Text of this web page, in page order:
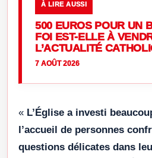
À LIRE AUSSI
500 EUROS POUR UN
FOI EST-ELLE À
L’ACTUALITÉ
7 AOÛT 2026
« L’Église a investi
l’accueil de personnes
questions délicates dans